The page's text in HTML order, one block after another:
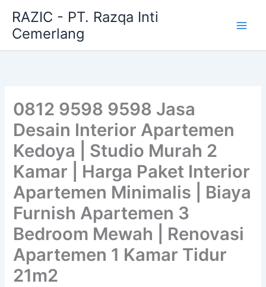
content
RAZIC - PT. Razqa Inti
Cemerlang
0812 9598 9598 Jasa
Desain Interior Apartemen
Kedoya | Studio Murah 2
Kamar | Harga Paket Interior
Apartemen Minimalis | Biaya
Furnish Apartemen 3
Bedroom Mewah | Renovasi
Apartemen 1 Kamar Tidur
21m2